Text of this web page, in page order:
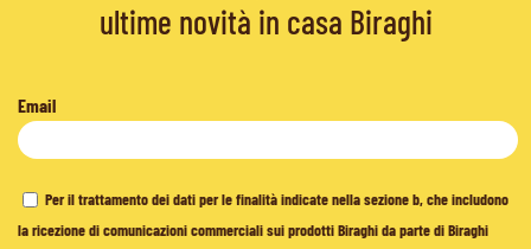
ultime novità in casa Biraghi
Email
Per il trattamento dei dati per le finalità indicate nella sezione b, che includono
la ricezione di comunicazioni commerciali sui prodotti Biraghi da parte di Biraghi